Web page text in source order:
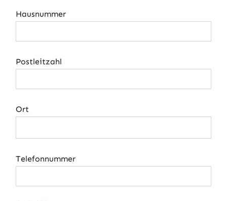
Hausnummer
Postleitzahl
Ort
Telefonnummer